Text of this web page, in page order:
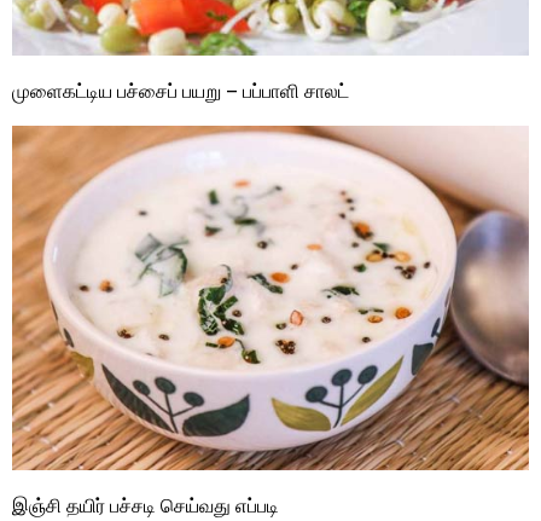
முளைகட்டிய பச்சைப் பயறு – பப்பாளி சாலட்
இஞ்சி தயிர் பச்சடி செய்வது எப்படி